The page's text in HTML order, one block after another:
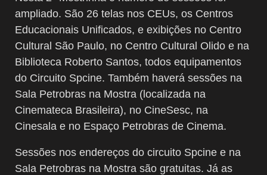
ampliado. São 26 telas nos CEUs, os Centros
Educacionais Unificados, e exibições no Centro
Cultural São Paulo, no Centro Cultural Olido e na
Biblioteca Roberto Santos, todos equipamentos
do Circuito Spcine. Também haverá sessões na
Sala Petrobras na Mostra (localizada na
Cinemateca Brasileira), no CineSesc, na
Cinesala e no Espaço Petrobras de Cinema.
Sessões nos endereços do circuito Spcine e na
Sala Petrobras na Mostra são gratuitas. Já as